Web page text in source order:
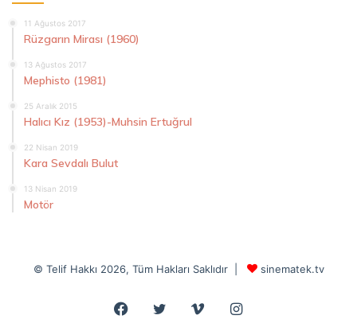
11 Ağustos 2017
Rüzgarın Mirası (1960)
13 Ağustos 2017
Mephisto (1981)
25 Aralık 2015
Halıcı Kız (1953)-Muhsin Ertuğrul
22 Nisan 2019
Kara Sevdalı Bulut
13 Nisan 2019
Motör
© Telif Hakkı 2026, Tüm Hakları Saklıdır | sinematek.tv
Facebook
Twitter VimeoInstagram